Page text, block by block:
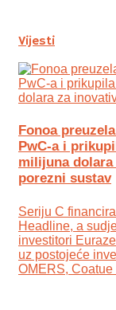
Vijesti
Fonoa
PwC-a i
milijuna dolara
porezni sustav
Seriju C
Headline, a
investitori
uz postojeće
OMERS,